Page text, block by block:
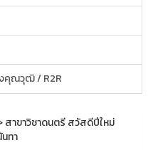
คุณวุฒิ / R2R
สาขาวิชาดนตรี สวัสดีปีใหม่
ทา